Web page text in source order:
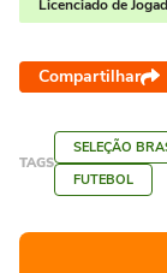
Licenciado de
Compartilhar
TAGS
SELEÇÃO
FUTEBOL